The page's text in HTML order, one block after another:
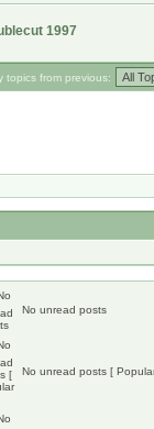
1997
topics from previous:
No unread posts
No unread posts [